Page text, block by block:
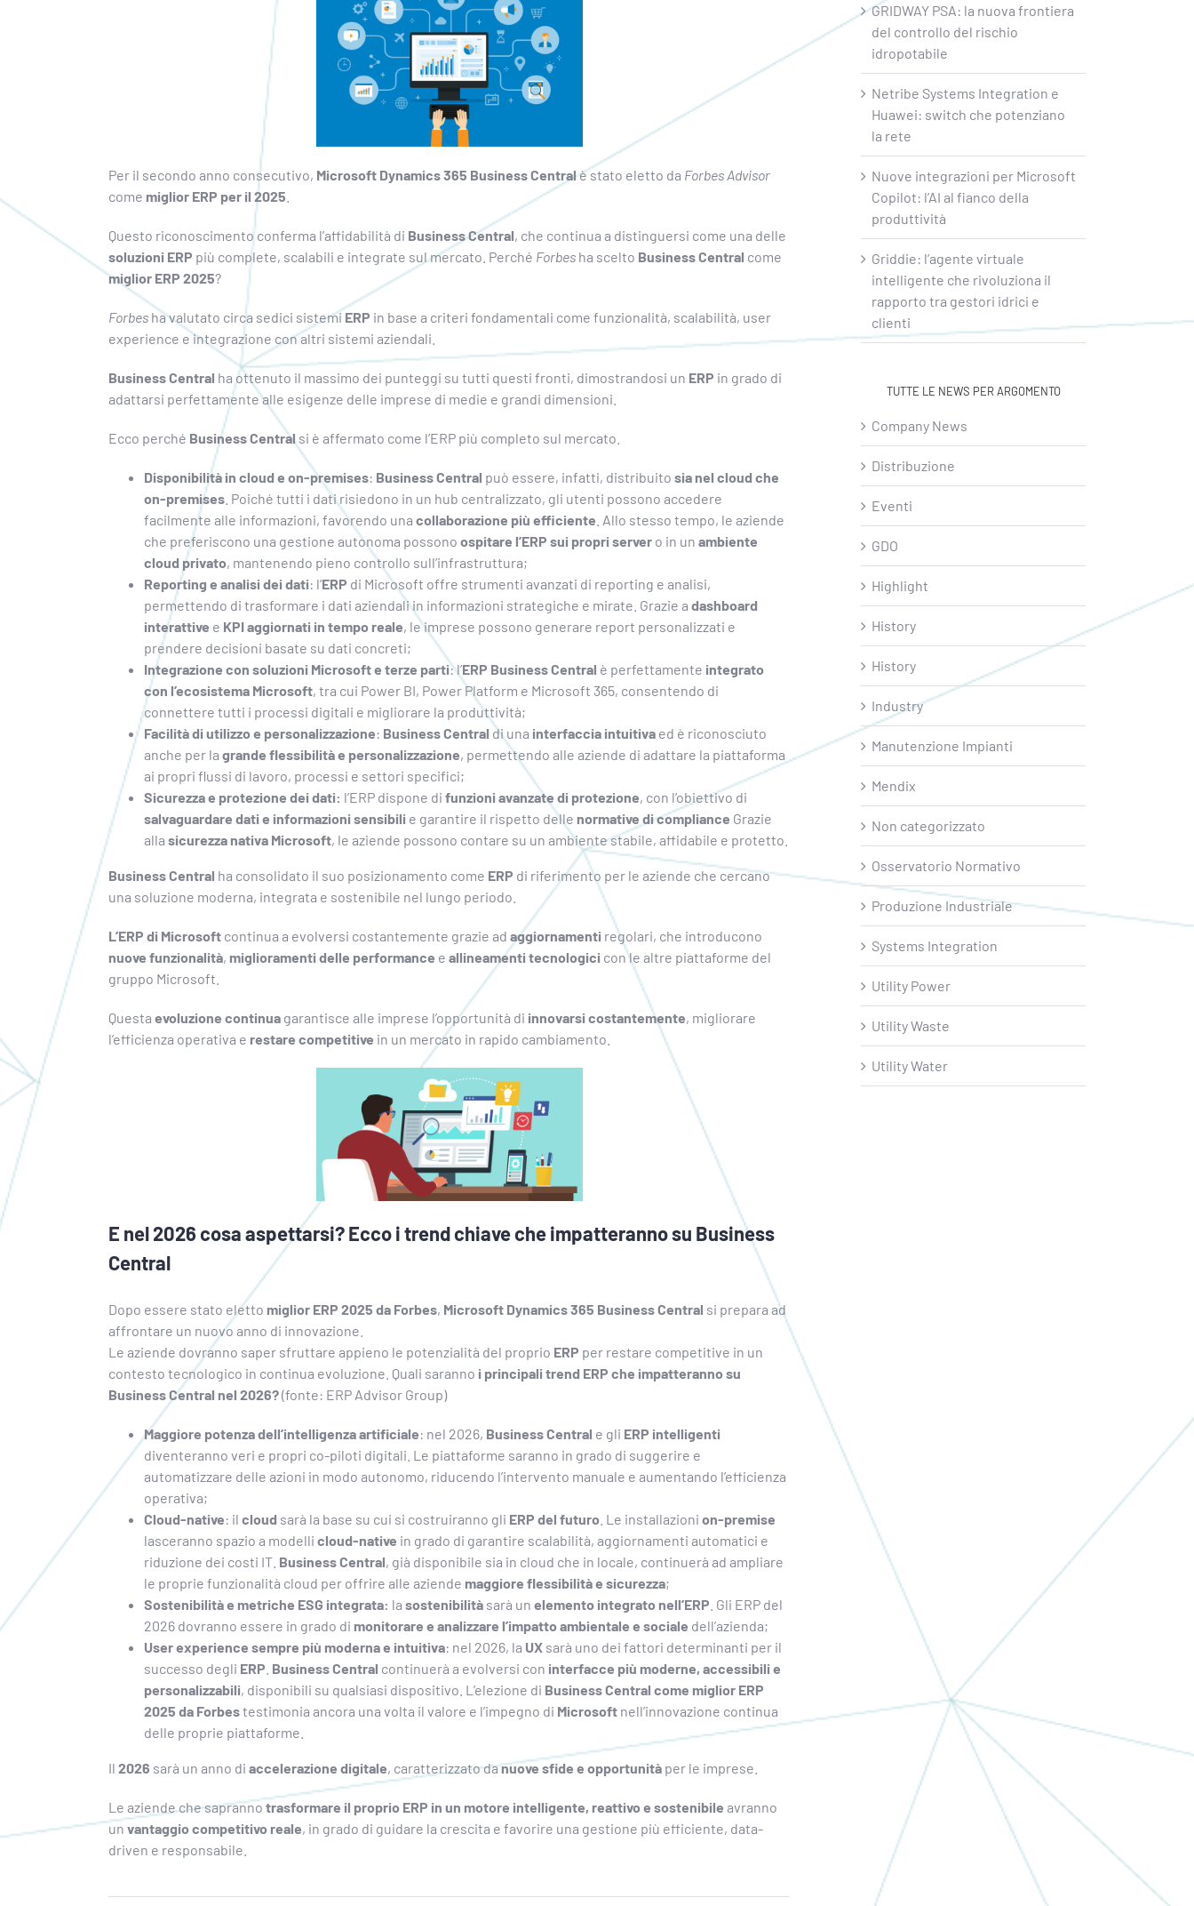
Per il secondo anno consecutivo, Microsoft Dynamics 365 Business Centralè stato eletto da Forbes Advisor
come miglior ERP per il 2025
Questo riconoscimento conferma l’affidabilità di Business Central, che continua a distinguersi come una delle
soluzioni ERP più complete, scalabili e integrate sul mercato. Perché Forbesha scelto Business Central come
miglior ERP 2025?
Forbesha valutato circa sedici sistemi ERP in base a criteri fondamentali come funzionalità, scalabilità, user
experience e integrazione con altri sistemi aziendali.
Business Central ha ottenuto il massimo dei punteggi su tutti questi fronti, dimostrandosi un ERP in grado di
adattarsi perfettamente alle esigenze delle imprese di medie e grandi dimensioni.
Ecco perché Business Central si è affermato come l’ERP più completo sul mercato.
Disponibilità in cloud e on-premises: Business Central può essere, infatti, distribuito sia nel cloud che
on-premises. Poiché tutti i dati risiedono in un hub centralizzato, gli utenti possono accedere
facilmente alle informazioni, favorendo una collaborazione più efficiente . Allo stesso tempo, le aziende
che preferiscono una gestione autonoma possono ospitare l’ERP sui propri servero in un ambiente
cloud privato, mantenendo pieno controllo sull’infrastruttura;
Reporting e analisi dei dati: l’ERP di Microsoft offre strumenti avanzati di reporting e analisi,
permettendo di trasformare i dati aziendali in informazioni strategiche e mirate. Grazie a dashboard
interattive e KPI aggiornati in tempo reale, le imprese possono generare report personalizzati e
prendere decisioni basate su dati concreti;
Integrazione con soluzioni Microsoft e terze parti: l’ERP Business Central è perfettamente integrato
con l’ecosistema Microsoft, tra cui Power BI, Power Platform e Microsoft 365, consentendo di
connettere tutti i processi digitali e migliorare la produttività;
Facilità di utilizzo e personalizzazione: Business Central di una interfaccia intuitivaed è riconosciuto
anche per la grande flessibilità e personalizzazione, permettendo alle aziende di adattare la piattaforma
ai propri flussi di lavoro, processi e settori specifici;
Sicurezza e protezione dei dati: l’ERP dispone di funzioni avanzate di protezione, con l’obiettivo di
salvaguardare dati e informazioni sensibili e garantire il rispetto delle normative di compliance Grazie
alla sicurezza nativa Microsoft, le aziende possono contare su un ambiente stabile, affidabile e protetto.
Business Central ha consolidato il suo posizionamento come ERP di riferimento per le aziende che cercano
una soluzione moderna, integrata e sostenibile nel lungo periodo.
L’ERP di Microsoftcontinua a evolversi costantemente grazie ad aggiornamenti regolari, che introducono
nuove funzionalità, miglioramenti delle performance e allineamenti tecnologici con le altre piattaforme del
gruppo Microsoft.
Questa evoluzione continuagarantisce alle imprese l’opportunità di innovarsi costantemente, migliorare
l’efficienza operativa e restare competitive in un mercato in rapido cambiamento.
E nel 2026 cosa aspettarsi? Ecco i trend chiave che impatteranno su Business
Central
Dopo essere stato eletto miglior ERP 2025 da Forbes, Microsoft Dynamics 365 Business Central si prepara ad
affrontare un nuovo anno di innovazione.
Le aziende dovranno saper sfruttare appieno le potenzialità del proprio ERP per restare competitive in un
contesto tecnologico in continua evoluzione. Quali saranno i principali trend ERP che impatteranno su
Business Central nel 2026?(fonte: ERP Advisor Group)
Maggiore potenza dell’intelligenza artificiale: nel 2026, Business Central e gli ERP intelligenti
diventeranno veri e propri co-piloti digitali. Le piattaforme saranno in grado di suggerire e
automatizzare delle azioni in modo autonomo, riducendo l’intervento manuale e aumentando l’efficienza
operativa;
Cloud-native: il cloudsarà la base su cui si costruiranno gli ERP del futuro. Le installazioni on-premise
lasceranno spazio a modelli cloud-native in grado di garantire scalabilità, aggiornamenti automatici e
riduzione dei costi IT. Business Central, già disponibile sia in cloud che in locale, continuerà ad ampliare
le proprie funzionalità cloud per offrire alle aziende maggiore flessibilità e sicurezza;
Sostenibilità e metriche ESG integrata: la sostenibilitàsarà un elemento integrato nell’ERP . Gli ERP del
2026 dovranno essere in grado di monitorare e analizzare l’impatto ambientale e sociale dell’azienda;
User experience sempre più moderna e intuitiva: nel 2026, la UXsarà uno dei fattori determinanti per il
successo degli ERP Business Central continuerà a evolversi con interfacce più moderne, accessibili e
personalizzabili, disponibili su qualsiasi dispositivo. L’elezione di Business Central come miglior ERP
2025 da Forbestestimonia ancora una volta il valore e l’impegno di Microsoftnell’innovazione continua
delle proprie piattaforme.
Il 2026 sarà un anno di accelerazione digitale, caratterizzato danuove sfide e opportunitàper le imprese.
Le aziende che sapranno trasformare il proprio ERP in un motore intelligente, reattivo e sostenibile avranno
un vantaggio competitivo reale, in grado di guidare la crescita e favorire una gestione più efficiente, data-
driven e responsabile.
GRIDWAY PSA: la nuova frontiera
del controllo del rischio
idropotabile
Netribe Systems Integration e
Huawei: switch che potenziano
la rete
Nuove integrazioni per Microsoft
Copilot: l’AI al fianco della
produttività
Griddie: l’agente virtuale
intelligente che rivoluziona il
rapporto tra gestori idrici e
clienti
TUTTE LE NEWS PER ARGOMENTO
Company News
Distribuzione
Eventi
GDO
Highlight
History
History
Industry
Manutenzione Impianti
Mendix
Non categorizzato
Osservatorio Normativo
Produzione Industriale
Systems Integration
Utility Power
Utility Waste
Utility Water